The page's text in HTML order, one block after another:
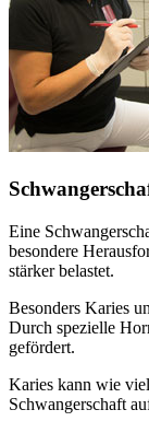
Eine
besondere
stärker belastet.
Besonders Karies
Durch spezielle
gefördert.
Karies kann wie
Schwangerschaft